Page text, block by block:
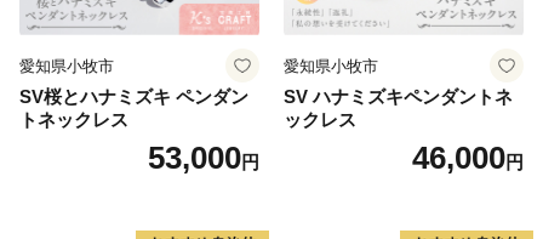
愛知県小牧市
SV桜とハナミズキ ペンダン
トネックレス
53,000円
愛知県小牧市
SV ハナミズキペンダントネ
ックレス
46,000円